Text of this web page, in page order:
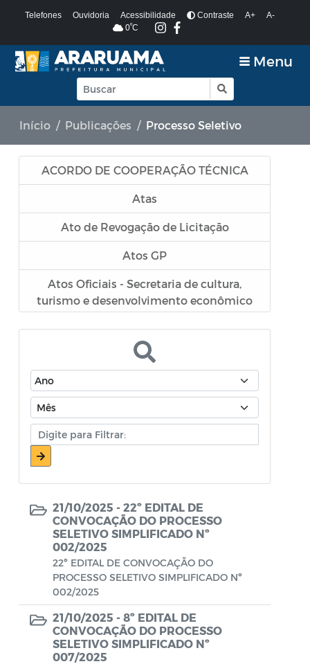
Telefones Ouvidoria Acessibilidade Contraste A+
A-
0ºC
Menu
Início Publicações Processo Seletivo
ACORDO DE COOPERAÇÃO TÉCNICA
Atas
Ato de Revogação de Licitação
Atos GP
Atos Oficiais - Secretaria de cultura,
turismo e desenvolvimento econômico
Atos Oficiais - Secretaria de Educação
Atos Oficiais - Secretaria de Fazenda e
Planejamento
Atos Oficiais - Secretaria de Saúde
Atos Oficiais - Secretaria de Transportes
Atos Oficiais - Secretaria Municipal de
Atos Oficiais - Secretaria Municipal de
Política Social, Trabalho, Habitação,
Terceira Idade e Desenvolvimento
Humano
Autorização Para Início de Obras
Aviso de rescisão unilateral
CADEP - Comissão de Análise de Defesa
21/10/2025 - 22º EDITAL DE
CONVOCAÇÃO DO PROCESSO
SELETIVO SIMPLIFICADO Nº
002/2025
22º EDITAL DE CONVOCAÇÃO DO
PROCESSO SELETIVO SIMPLIFICADO Nº
002/2025
21/10/2025 - 8º EDITAL DE
CONVOCAÇÃO DO PROCESSO
SELETIVO SIMPLIFICADO Nº
007/2025